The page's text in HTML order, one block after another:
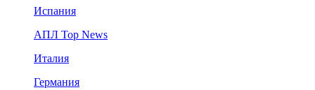
Испания
АПЛ Top News
Италия
Германия